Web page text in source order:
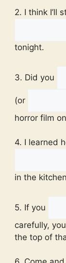
2. I think I’ll
tonight.
3. Did you
(or
horror film
4. I learned
in the kitchen
5. If you
carefully,
the top of